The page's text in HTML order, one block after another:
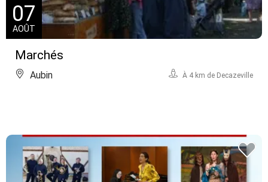
Marchés
07
AOÛT
Aubin À 4 km de Decazeville